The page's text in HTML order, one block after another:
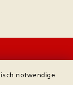
notwendige